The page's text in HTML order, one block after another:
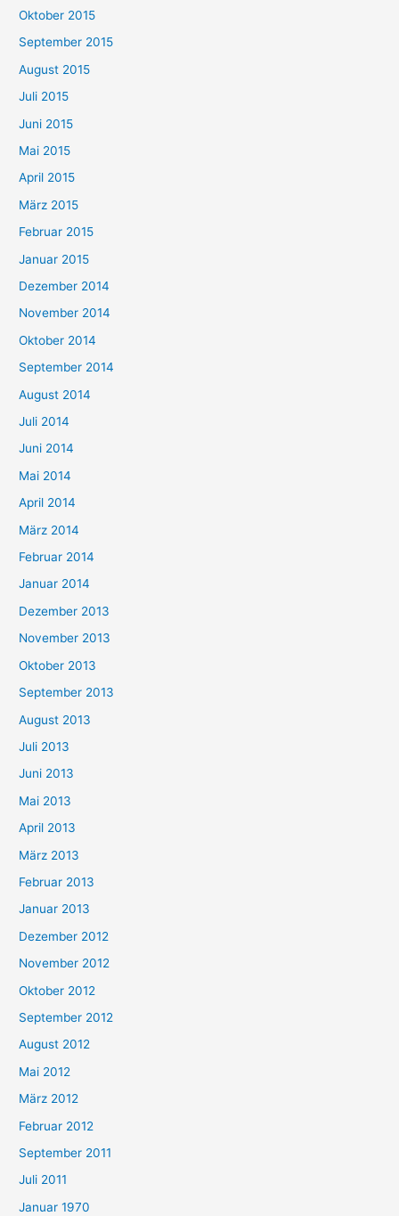
Oktober 2015
September 2015
August 2015
Juli 2015
Juni 2015
Mai 2015
April 2015
März 2015
Februar 2015
Januar 2015
Dezember 2014
November 2014
Oktober 2014
September 2014
August 2014
Juli 2014
Juni 2014
Mai 2014
April 2014
März 2014
Februar 2014
Januar 2014
Dezember 2013
November 2013
Oktober 2013
September 2013
August 2013
Juli 2013
Juni 2013
Mai 2013
April 2013
März 2013
Februar 2013
Januar 2013
Dezember 2012
November 2012
Oktober 2012
September 2012
August 2012
Mai 2012
März 2012
Februar 2012
September 2011
Juli 2011
Januar 1970